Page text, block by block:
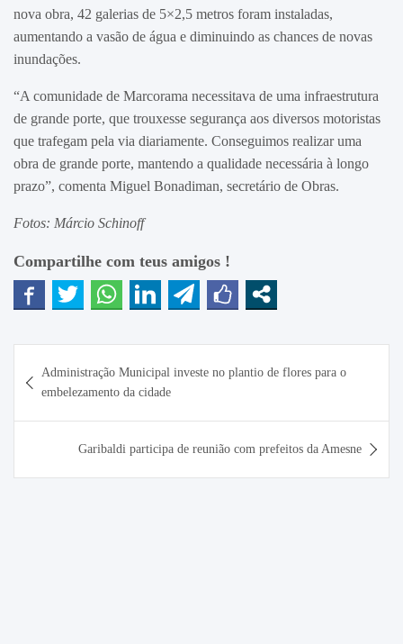
nova obra, 42 galerias de 5×2,5 metros foram instaladas,
aumentando a vasão de água e diminuindo as chances de novas
inundações.
“A comunidade de Marcorama necessitava de uma infraestrutura
de grande porte, que trouxesse segurança aos diversos motoristas
que trafegam pela via diariamente. Conseguimos realizar uma
obra de grande porte, mantendo a qualidade necessária à longo
prazo”, comenta Miguel Bonadiman, secretário de Obras.
Fotos: Márcio Schinoff
Compartilhe com teus amigos !
de
Post
Administração Municipal investe no plantio de flores para o
embelezamento da cidade
Garibaldi participa de reunião com prefeitos da Amesne